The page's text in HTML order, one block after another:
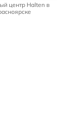
центр Halten в